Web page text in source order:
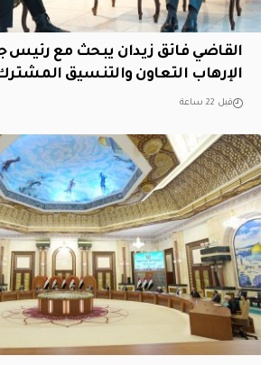
القاضي فائق زيدان يبحث مع رئيس
الإرهاب التعاون والتنسيق
قبل 22 ساعة